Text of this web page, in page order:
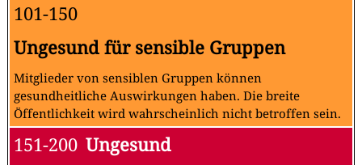
101-150
Ungesund für sensible Gruppen
Mitglieder von sensiblen Gruppen können
gesundheitliche Auswirkungen haben. Die breite
Öffentlichkeit wird wahrscheinlich nicht betroffen sein.
151-200 Ungesund